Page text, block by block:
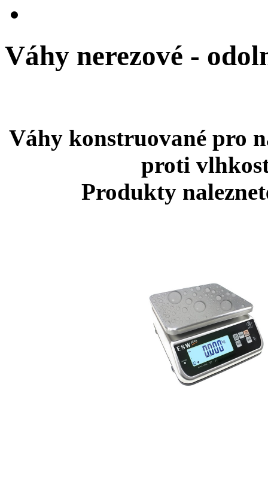
Váhy nerezové -
Váhy konstruované pro
proti
Produkty